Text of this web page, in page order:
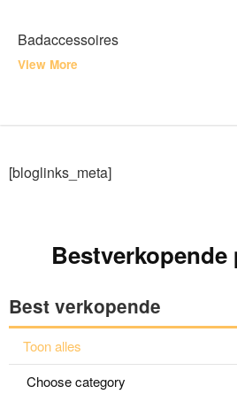
Badaccessoires
View More
[bloglinks_meta]
Best verkopende
Toon alles
Choose category